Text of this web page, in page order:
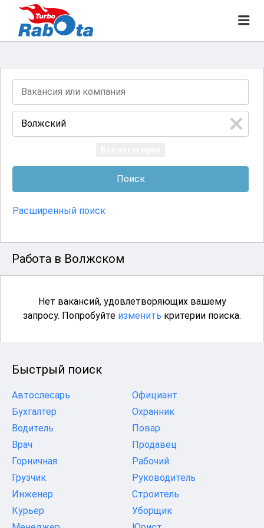
Расширенный поиск
Работа в Волжском
Нет вакансий, удовлетворяющих вашему
запросу. Попробуйте изменить критерии поиска.
Быстрый поиск
Автослесарь
Официант
Бухгалтер
Охранник
Водитель
Повар
Врач
Продавец
Горничная
Рабочий
Грузчик
Руководитель
Инженер
Строитель
Курьер
Уборщик